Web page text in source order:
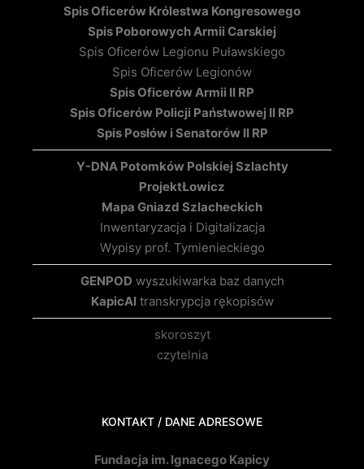
Spis Oficerów Królestwa Kongresowego
Spis Poborowych Armii Carskiej
Spis Oficerów Legionu Puławskiego
Spis Oficerów Legionów
Spis Oficerów Armii II RP
Spis Oficerów Policji Państwowej II RP
Spis Posłów i Senatorów II RP
Y-DNA Potomków Polskiej Szlachty
ProjektŁowicz
Mapa Gniazd Szlacheckich
Inwentaryzacja i Digitalizacja
Wypisy prof. Tymienieckiego
GENPOD wyszukiwarka baz danych
KapicAItranskrypcja rękopisów
skoroszyt
czytelnia
KONTAKT / DANE ADRESOWE
Fundacja im. Ignacego Kapicy